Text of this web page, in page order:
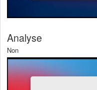
Analyse
Non